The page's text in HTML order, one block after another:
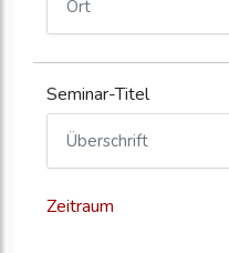
Seminar-Titel
Zeitraum